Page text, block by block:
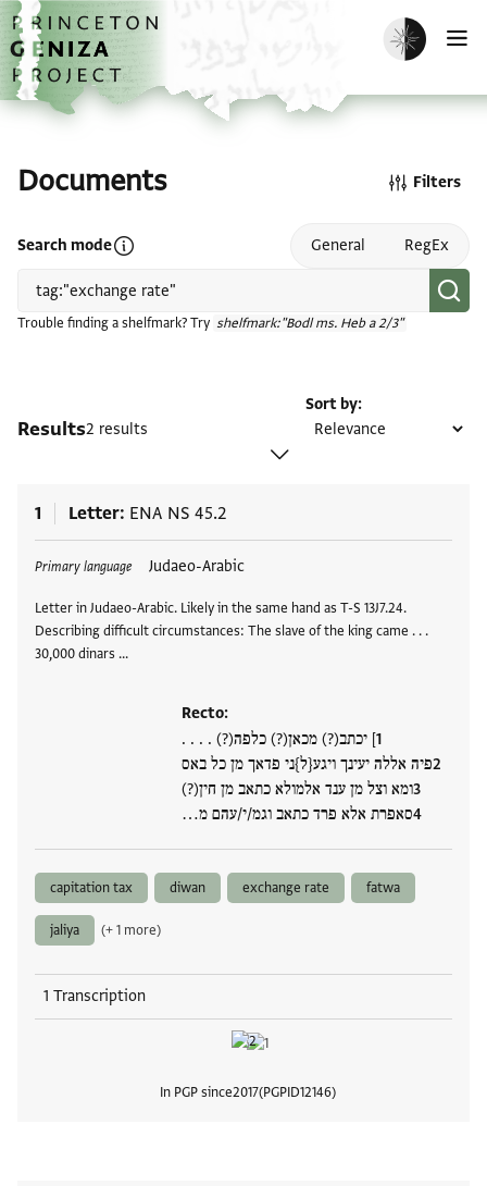
Skip to main content
home
Enable dark
Documents
Search modeOpen search mode help General RegEx
Trouble finding a shelfmark? Try shelfmark:"Bodl ms. Heb a 2/3"
Filters
Results2 results
Sort by
1 Letter ENA NS 45.2
Primary language Judaeo-Arabic
Letter in Judaeo-Arabic. Likely in the same hand as T-S 13J7.24.
Describing difficult circumstances: The slave of the king came . . .
30,000 dinars …
Recto:
] יכתב(?) מכאן(?) כלפה(?) . . . .
פיה אללה יעינך ויגע{ל}ני פדאך מן כל באס
ומא וצל מן ענד אלמולא כתאב מן חין(?)
סאפרת אלא פרד כתאב וגמ/י/עהם מ…
Tags
capitation tax diwan exchange rate fatwa
jaliya (+ 1 more)
1 Transcription
In PGP since2017 PGPID12146